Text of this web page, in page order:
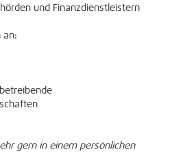
und Finanzdienstleistern
an:
gern in einem persönlichen